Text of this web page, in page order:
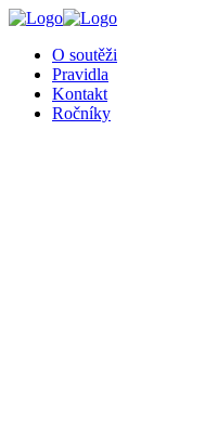
O soutěži
Pravidla
Kontakt
Ročníky